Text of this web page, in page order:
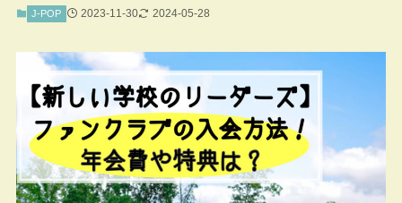
J-POP 2023-11-30 2024-05-28